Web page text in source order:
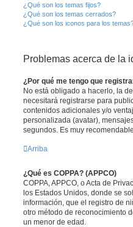
¿Qué son los temas fijos?
¿Qué son los temas cerrados?
¿Qué son los iconos para los
Problemas acerca de la
¿Por qué me tengo que
No está obligado a hacerlo, la
necesitará registrarse para
contenidos adicionales y/o
personalizada (avatar),
segundos. Es muy recomendable.
Arriba
¿Qué es COPPA? (APPCO)
COPPA, APPCO, o Acta de
los Estados Unidos, donde se
información, que el registro de
otro método de reconocimiento
un menor de edad.